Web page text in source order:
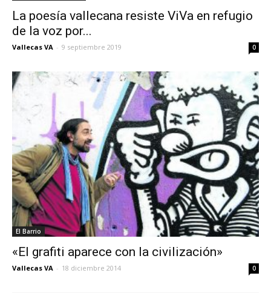
La poesía vallecana resiste ViVa en refugio
de la voz por...
Vallecas VA - 9 septiembre 2019 0
El Barrio
«El grafiti aparece con la civilización»
Vallecas VA - 18 diciembre 2014 0